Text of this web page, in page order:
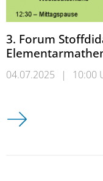
3. Forum
04.07.2025 | 10:00
3. Forum